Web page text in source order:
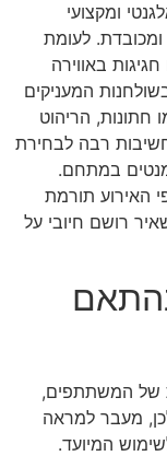
ומקצועי
ומכובדת. לעומת
באווירה
המעניקים
חתונות, הריהוט
רבה לבחירת
במתחם.
האירוע תורמת
רושם חיובי על
של המשתתפים,
מעבר למראה
המיועד.